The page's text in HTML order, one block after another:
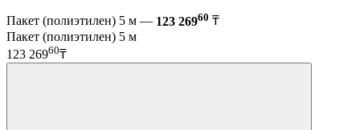
Пакет (полиэтилен) 5 м — 123 26960 ₸
Пакет (полиэтилен) 5 м
123 26960₸